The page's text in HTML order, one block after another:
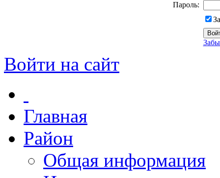
Пароль:
Войти на сайт
Главная
Район
Общая информация